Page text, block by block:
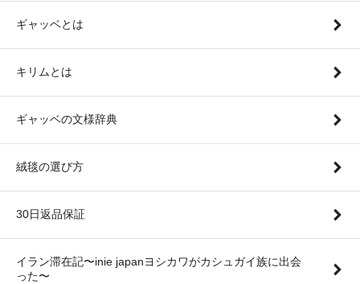
ギャッベとは
キリムとは
ギャッベの文様辞典
絨毯の選び方
30日返品保証
イラン滞在記〜inie japanヨシカワがカシュガイ族に出会
った〜